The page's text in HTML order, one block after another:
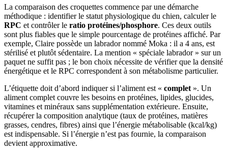
La comparaison des croquettes commence par une démarche
méthodique : identifier le statut physiologique du chien, calculer le
RPC et contrôler le ratio protéines/phosphore. Ces deux outils
sont plus fiables que le simple pourcentage de protéines affiché. Par
exemple, Claire possède un labrador nommé Moka : il a 4 ans, est
stérilisé et plutôt sédentaire. La mention « spéciale labrador » sur un
paquet ne suffit pas ; le bon choix nécessite de vérifier que la densité
énergétique et le RPC correspondent à son métabolisme particulier.
L’étiquette doit d’abord indiquer si l’aliment est « complet ». Un
aliment complet couvre les besoins en protéines, lipides, glucides,
vitamines et minéraux sans supplémentation extérieure. Ensuite,
récupérer la composition analytique (taux de protéines, matières
grasses, cendres, fibres) ainsi que l’énergie métabolisable (kcal/kg)
est indispensable. Si l’énergie n’est pas fournie, la comparaison
devient approximative.